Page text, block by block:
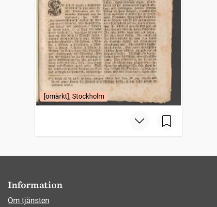
[omärkt], Stockholm
Information
Om tjänsten